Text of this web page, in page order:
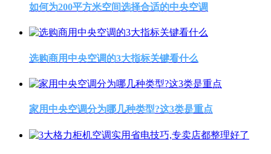
如何为200平方米空间选择合适的中央空调
选购商用中央空调的3大指标关键看什么
家用中央空调分为哪几种类型?这3类是重点